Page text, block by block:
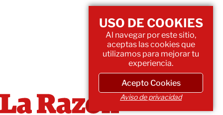
USO DE COOKIES
Al navegar por este sitio,
aceptas las cookies que
utilizamos para mejorar tu
experiencia.
Acepto Cookies
Aviso de privacidad